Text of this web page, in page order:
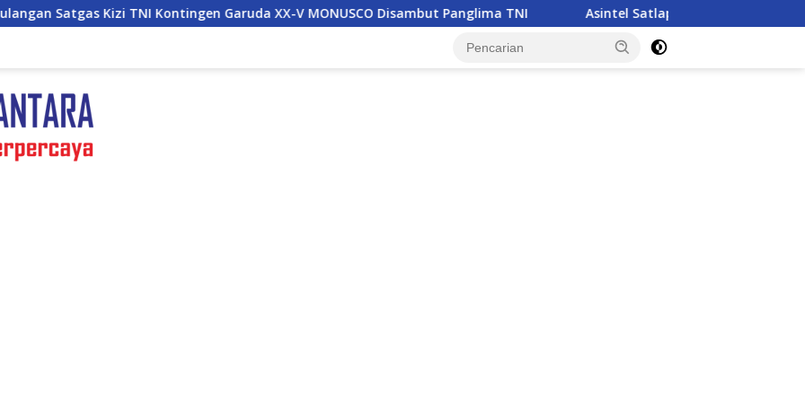
Garuda XX-V MONUSCO Disambut Panglima TNI Asintel Satlap Tricakti Beri Penjelasan Terkait Penanganan